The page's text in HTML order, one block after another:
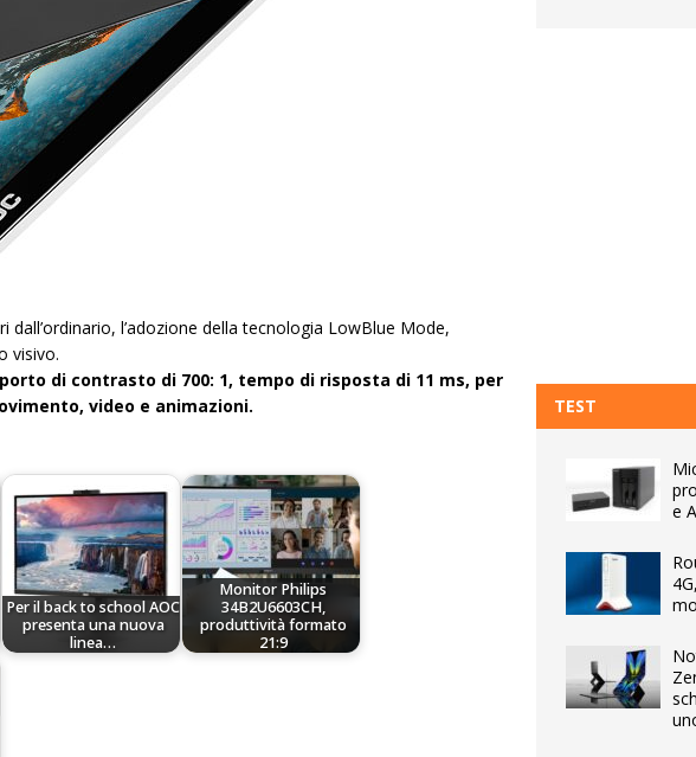
l’adozione della tecnologia LowBlue Mode,
visivo.
di contrasto di 700: 1, tempo di risposta di 11 ms, per
video e animazioni.
Per il back to school AOC
presenta una nuova
linea…
Monitor Philips
34B2U6603CH,
produttività formato
21:9
TEST
e